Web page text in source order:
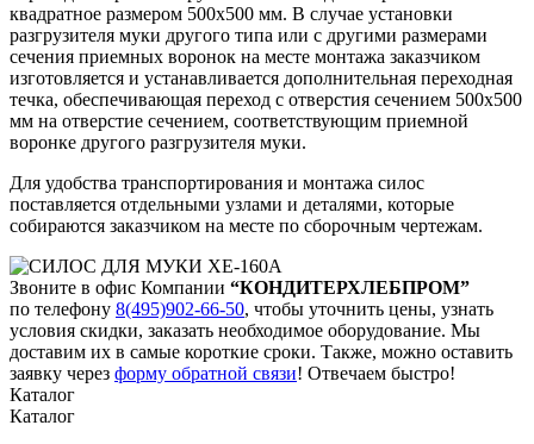
квадратное размером 500x500 мм. В случае установки
разгрузителя муки другого типа или с другими размерами
сечения приемных воронок на месте монтажа заказчиком
изготовляется и устанавливается дополнительная переходная
течка, обеспечивающая переход с отверстия сечением 500x500
мм на отверстие сечением, соответствующим приемной
воронке другого разгрузителя муки.
Для удобства транспортирования и монтажа силос
поставляется отдельными узлами и деталями, которые
собираются заказчиком на месте по сборочным чертежам.
Звоните в офис Компании “КОНДИТЕРХЛЕБПРОМ”
по телефону 8(495)902-66-50, чтобы уточнить цены, узнать
условия скидки, заказать необходимое оборудование. Мы
доставим их в самые короткие сроки. Также, можно оставить
заявку через форму обратной связи! Отвечаем быстро!
Каталог
Каталог